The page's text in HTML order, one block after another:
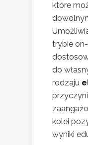
które
trybie
do
rodzaju
kolei
wyniki